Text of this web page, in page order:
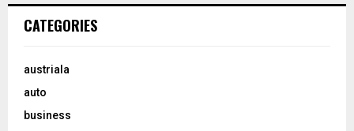
CATEGORIES
austriala
auto
business